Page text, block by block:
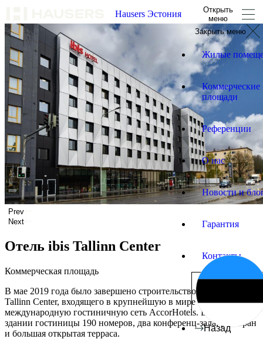
Hausers Эстония
Открыть
меню
Закрыть меню
Жилые
Коммерческие
площади
Референции
О нас
Новости и
Гарантия
Контакты
Назад
Prev
Next
Отель ibis Tallinn Center
Коммерческая площадь
В мае 2019 года было завершено строительство отеля ibis
Tallinn Center, входящего в крупнейшую в мире
международную гостиничную сеть AccorHotels. В 6-этажном
здании гостиницы 190 номеров, два конференц-зала, ресторан
и большая открытая терраса.